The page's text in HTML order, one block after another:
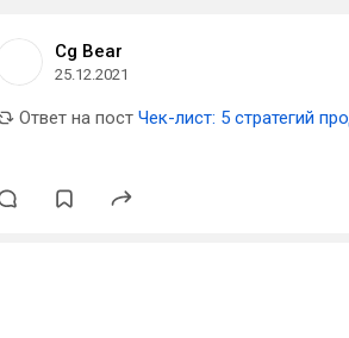
Cg Bear
25.12.2021
Ответ на пост Чек-лист: 5 стратегий